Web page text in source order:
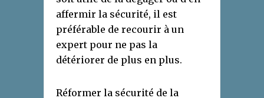
affermir la sécurité, il est
préférable de recourir à un
expert pour ne pas la
détériorer de plus en plus.
Réformer la sécurité de la